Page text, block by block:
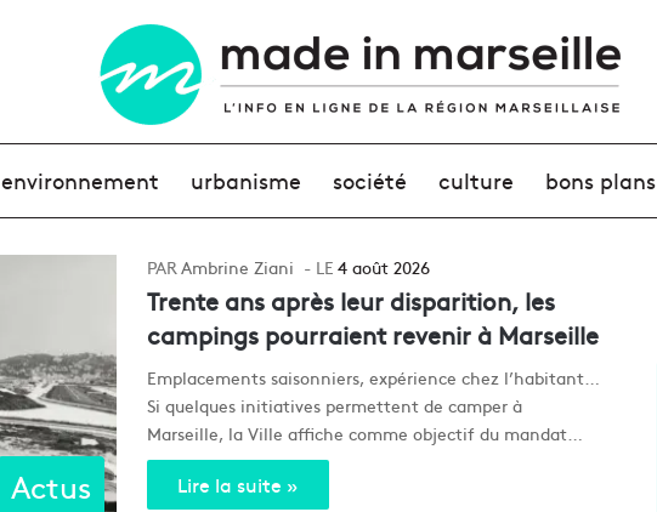
environnement urbanisme société culture bons plans
Actus
Ambrine Ziani 4 août 2026
Trente ans après leur disparition, les
campings pourraient revenir à Marseille
Emplacements saisonniers, expérience chez l’habitant…
Si quelques initiatives permettent de camper à
Marseille, la Ville affiche comme objectif du mandat…
Lire la suite »